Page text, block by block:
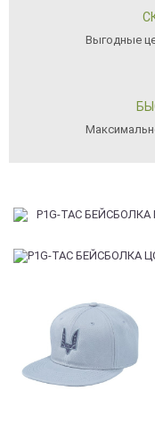
Выгодные